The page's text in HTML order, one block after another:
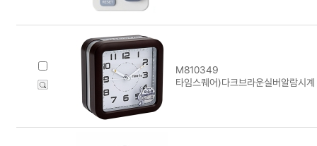
M810349
타임스퀘어)다크브라운실버알람시계